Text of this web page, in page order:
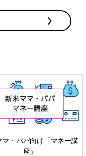
マ・パパ向け「マネー講
座」